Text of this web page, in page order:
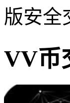
版安全
VV币